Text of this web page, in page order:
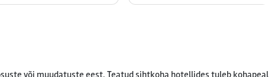
või muudatuste eest. Teatud sihtkoha hotellides tuleb kohapeal